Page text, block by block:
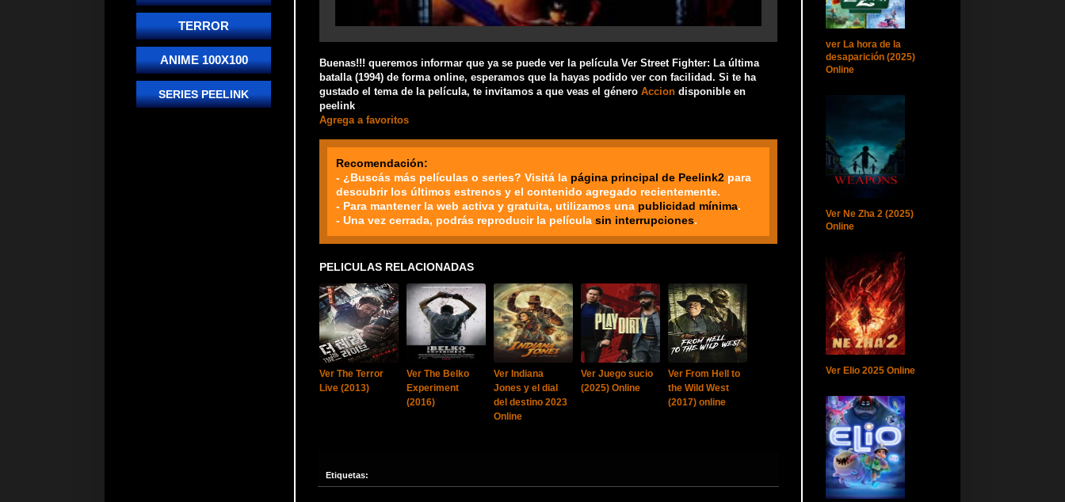
Buenas!!! queremos informar que ya se puede ver la película Ver Street Fighter: La última
batalla (1994) de forma online, esperamos que la hayas podido ver con facilidad. Si te ha
gustado el tema de la película, te invitamos a que veas el género Accion disponible en
peelink
Agrega a favoritos
Recomendación:
- ¿Buscás más películas o series? Visitá la página principal de Peelink2 para
descubrir los últimos estrenos y el contenido agregado recientemente.
- Para mantener la web activa y gratuita, utilizamos una publicidad mínima.
- Una vez cerrada, podrás reproducir la película sin interrupciones.
PELICULAS RELACIONADAS
Ver The Terror
Live (2013)
Ver The Belko
Experiment
(2016)
Ver Indiana
Jones y el dial
del destino 2023
Online
Ver Juego sucio
(2025) Online
Ver From Hell to
the Wild West
(2017) online
Etiquetas:
TERROR
ANIME 100X100
SERIES PEELINK
ver La hora de la
desaparición (2025)
Online
Ver Ne Zha 2 (2025)
Online
Ver Elio 2025 Online